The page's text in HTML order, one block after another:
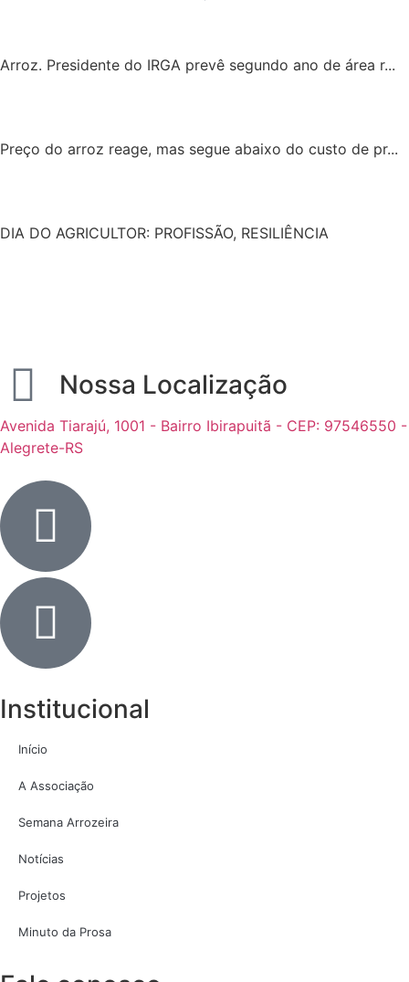
Arroz. Presidente do IRGA prevê segundo ano de área r...
Preço do arroz reage, mas segue abaixo do custo de pr...
DIA DO AGRICULTOR: PROFISSÃO, RESILIÊNCIA
Nossa Localização
Avenida Tiarajú, 1001 - Bairro Ibirapuitã - CEP: 97546550 -
Alegrete-RS
Institucional
Início
A Associação
Semana Arrozeira
Notícias
Projetos
Minuto da Prosa